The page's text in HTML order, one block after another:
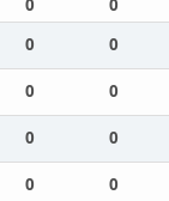
0 0
0 0
0 0
0 0
0 0